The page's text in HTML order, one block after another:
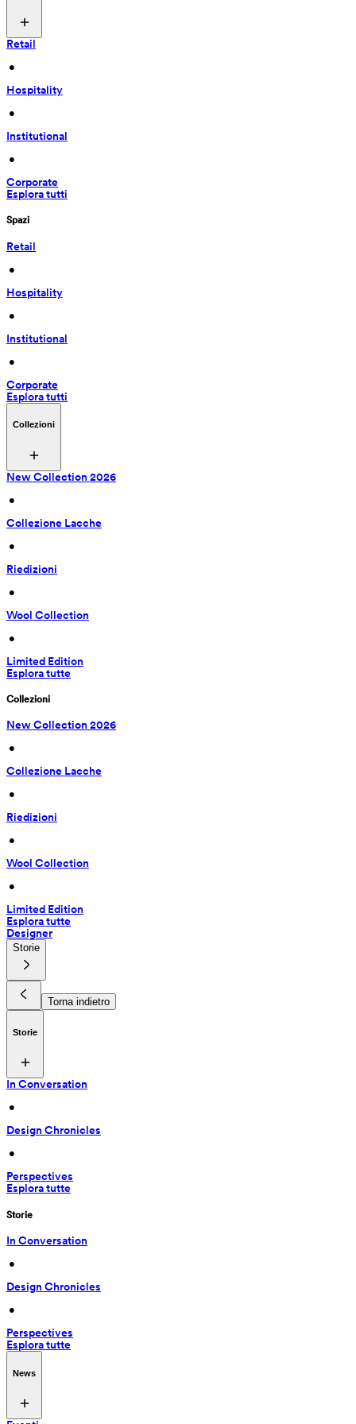
Retail
•
Hospitality
•
Institutional
•
Corporate
Esplora tutti
Spazi
Retail
•
Hospitality
•
Institutional
•
Corporate
Esplora tutti
Collezioni
New Collection 2026
•
Collezione Lacche
•
Riedizioni
•
Wool Collection
•
Limited Edition
Esplora tutte
Collezioni
New Collection 2026
•
Collezione Lacche
•
Riedizioni
•
Wool Collection
•
Limited Edition
Esplora tutte
Designer
Storie
Torna indietro
Storie
In Conversation
•
Design Chronicles
•
Perspectives
Esplora tutte
Storie
In Conversation
•
Design Chronicles
•
Perspectives
Esplora tutte
News